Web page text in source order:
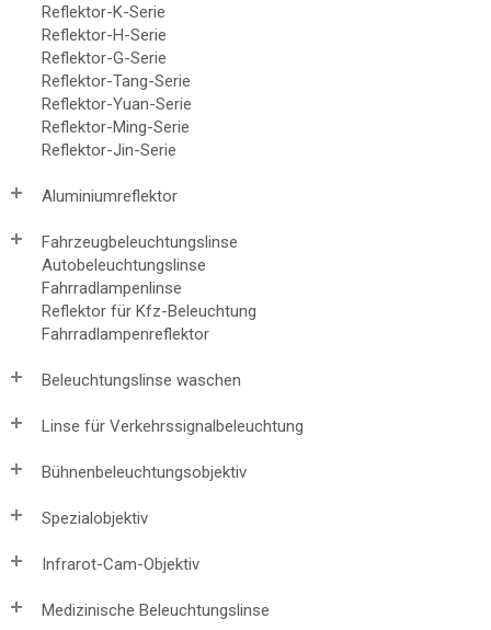
Reflektor-K-Serie
Reflektor-H-Serie
Reflektor-G-Serie
Reflektor-Tang-Serie
Reflektor-Yuan-Serie
Reflektor-Ming-Serie
Reflektor-Jin-Serie
Aluminiumreflektor
Fahrzeugbeleuchtungslinse
Autobeleuchtungslinse
Fahrradlampenlinse
Reflektor für Kfz-Beleuchtung
Fahrradlampenreflektor
Beleuchtungslinse waschen
Linse für Verkehrssignalbeleuchtung
Bühnenbeleuchtungsobjektiv
Spezialobjektiv
Infrarot-Cam-Objektiv
Medizinische Beleuchtungslinse